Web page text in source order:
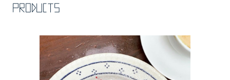
Products